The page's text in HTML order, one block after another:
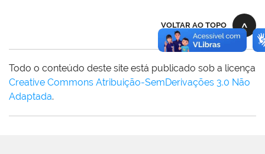
VOLTAR AO TOPO
Todo o conteúdo deste site está publicado sob a licença
Creative Commons Atribuição-SemDerivações 3.0 Não
Adaptada.